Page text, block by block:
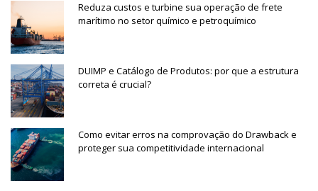
Reduza custos e turbine sua operação de frete
marítimo no setor químico e petroquímico
DUIMP e Catálogo de Produtos: por que a estrutura
correta é crucial?
Como evitar erros na comprovação do Drawback e
proteger sua competitividade internacional